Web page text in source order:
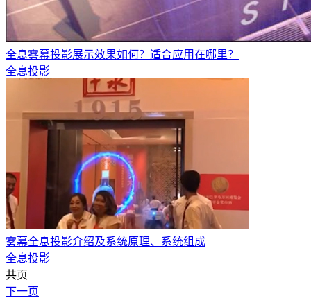
全息雾幕投影展示效果如何？适合应用在哪里？
全息投影
雾幕全息投影介绍及系统原理、系统组成
全息投影
共页
下一页